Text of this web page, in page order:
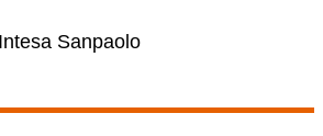
Sanpaolo